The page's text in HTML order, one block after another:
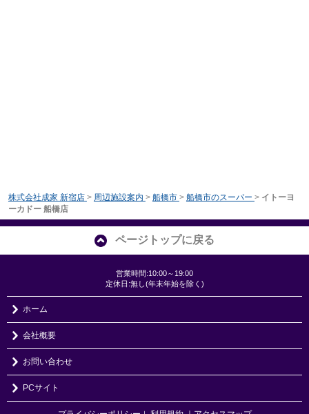
株式会社成家 新宿店 > 周辺施設案内 > 船橋市 > 船橋市のスーパー > イトーヨ
ーカドー 船橋店
ページトップに戻る
営業時間:10:00～19:00
定休日:無し(年末年始を除く)
ホーム
会社概要
お問い合わせ
PCサイト